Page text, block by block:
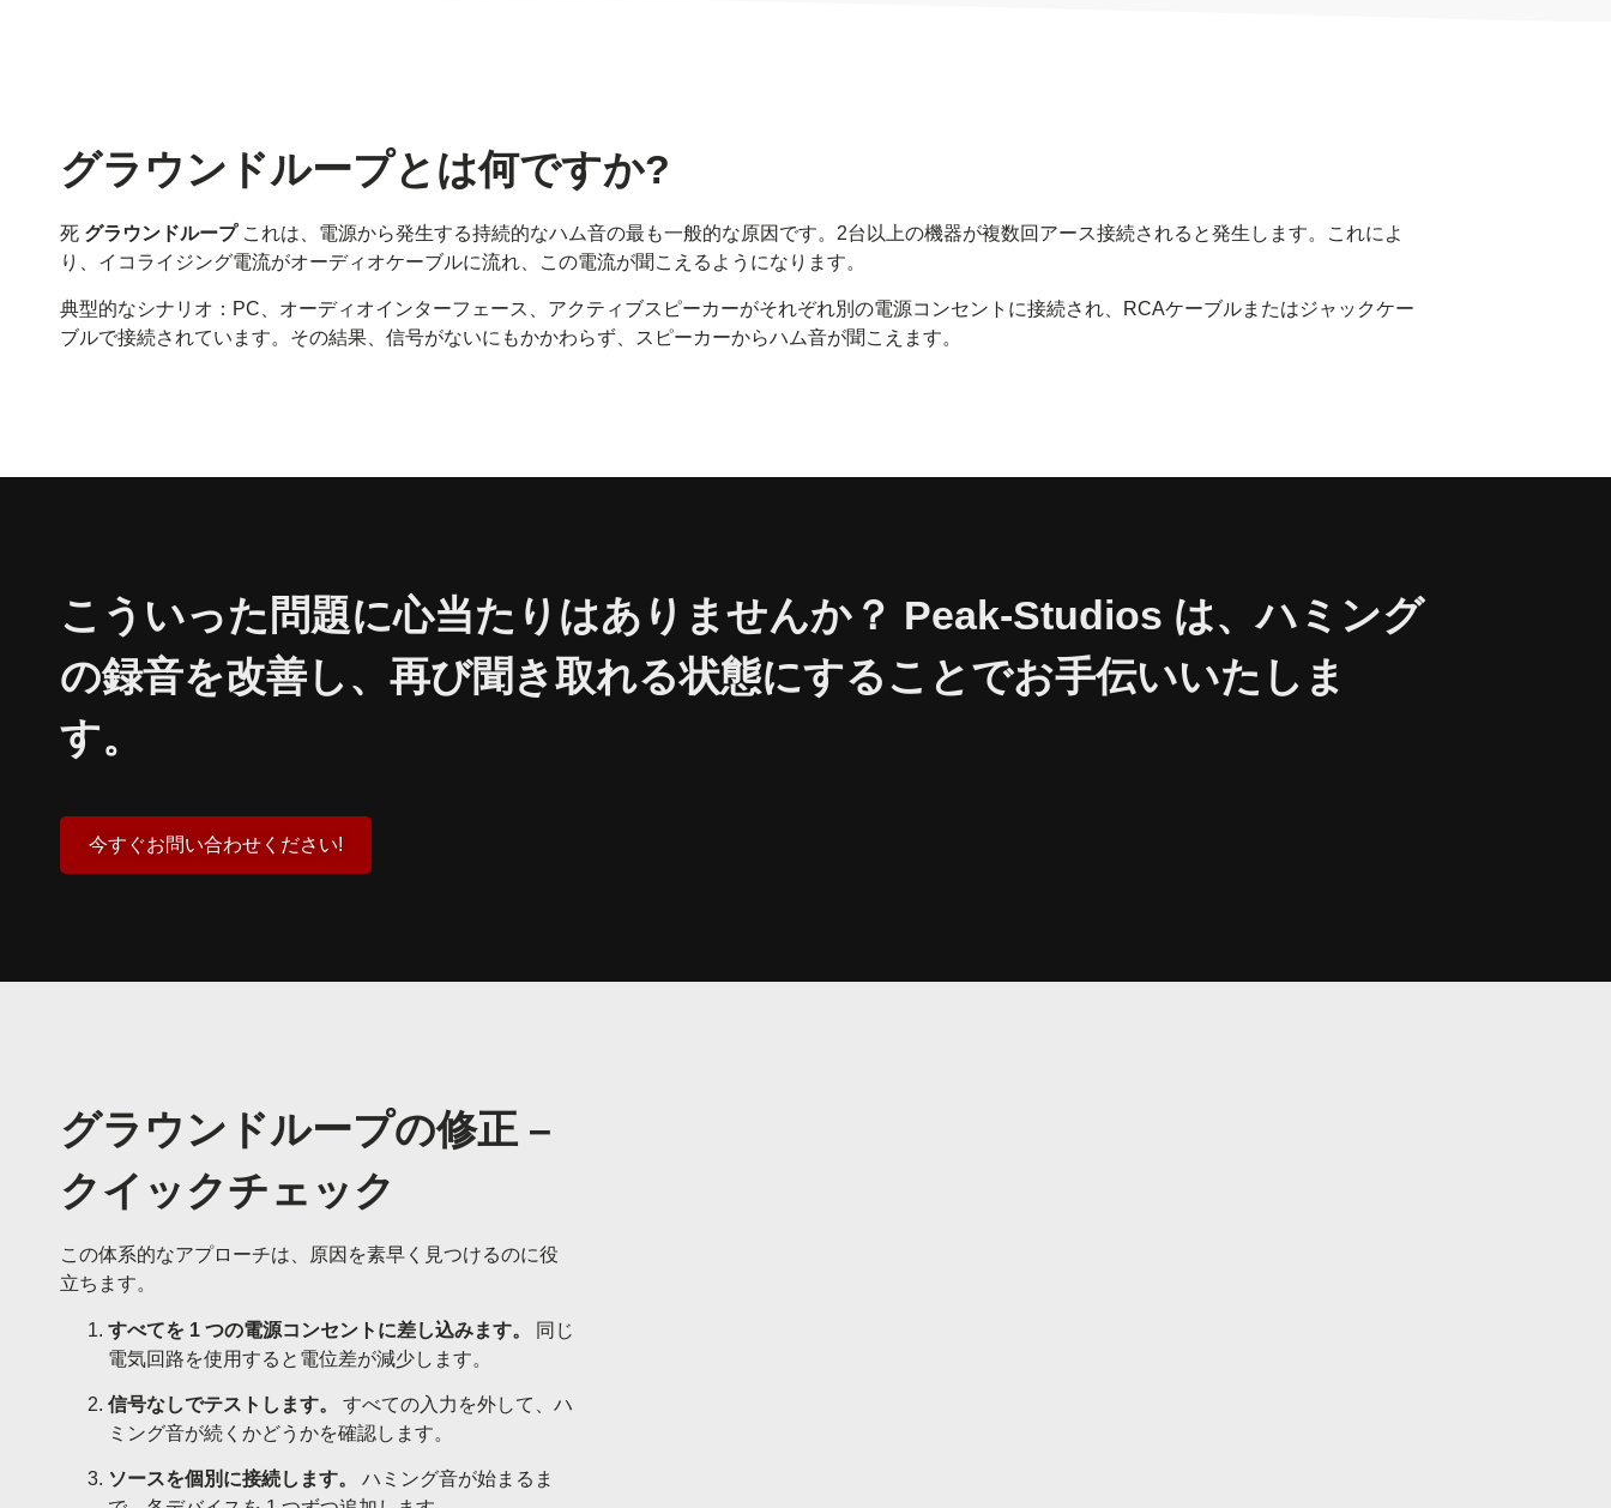
グラウンドループとは何ですか?
死 グラウンドループこれは、電源から発生する持続的なハム音の最も一般的な原因です。2台以上の機器が複数回アース接続されると発生します。これによ
り、イコライジング電流がオーディオケーブルに流れ、この電流が聞こえるようになります。
典型的なシナリオ：PC、オーディオインターフェース、アクティブスピーカーがそれぞれ別の電源コンセントに接続され、RCAケーブルまたはジャックケー
ブルで接続されています。その結果、信号がないにもかかわらず、スピーカーからハム音が聞こえます。
こういった問題に心当たりはありませんか？ Peak-Studios は、ハミング
の録音を改善し、再び聞き取れる状態にすることでお手伝いいたしま
す。
今すぐお問い合わせください!
グラウンドループの修正 –
クイックチェック
この体系的なアプローチは、原因を素早く見つけるのに役
立ちます。
すべてを 1 つの電源コ​​ンセントに差し込みます。
同じ
電気回路を使用すると電位差が減少します。
信号なしでテストします。
すべての入力を外して、ハ
ミング音が続くかどうかを確認します。
ソースを個別に接続します。
ハミング音が始まるま